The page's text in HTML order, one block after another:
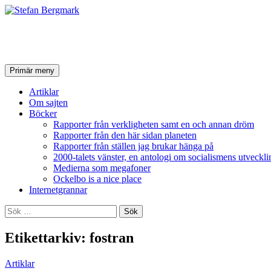
SökPrimär meny Hoppa
till
innehåll
Artiklar
Om sajten
Böcker
Rapporter från verkligheten samt en och annan dröm
Rapporter från den här sidan planeten
Rapporter från ställen jag brukar hänga på
2000-talets vänster, en antologi om socialismens
Medierna som megafoner
Ockelbo is a nice place
Internetgrannar
Sök
efter:
Etikettarkiv: fostran
Artiklar